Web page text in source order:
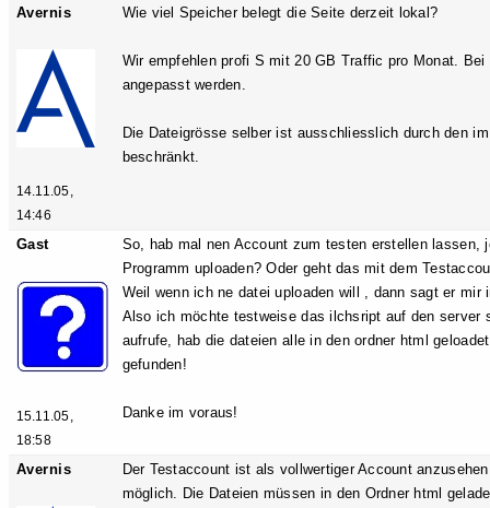
Avernis
14.11.05,
14:46
Wie viel Speicher belegt die Seite derzeit lokal?
Wir empfehlen profi S mit 20 GB Traffic pro Monat.
angepasst werden.
Die Dateigrösse selber ist ausschliesslich durch den
beschränkt.
Gast
15.11.05,
18:58
So, hab mal nen Account zum testen erstellen
Programm uploaden? Oder geht das mit dem
Weil wenn ich ne datei uploaden will , dann sagt er mir
Also ich möchte testweise das ilchsript auf den
aufrufe, hab die dateien alle in den ordner html
gefunden!
Danke im voraus!
Avernis
Der Testaccount ist als vollwertiger Account
möglich. Die Dateien müssen in den Ordner html